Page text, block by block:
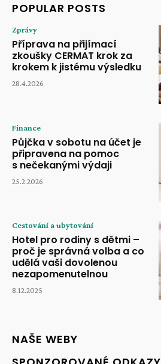
POPULAR POSTS
Zprávy
Příprava na přijímací
zkoušky CERMAT krok za
krokem k jistému výsledku
28.4.2026
Finance
Půjčka v sobotu na účet je
připravena na pomoc
s nečekanými výdaji
25.2.2026
Cestování a ubytování
Hotel pro rodiny s dětmi –
proč je správná volba a co
udělá vaši dovolenou
nezapomenutelnou
8.12.2025
NAŠE WEBY